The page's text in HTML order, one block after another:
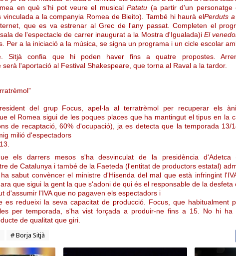
en què s'hi pot veure el musicalPatatu (a partir d'un personatge
vinculada a la companyia Romea de Bieito). També hi haurà elPerduts
que es va estrenar al Grec de l'any passat. Completen el
de l'espectacle de carrer inaugurat a la Mostra d'Igualada)iEl
Per a la iniciació a la música, se signa un programa i un cicle escolar
Sitjà confia que hi poden haver fins a quatre propostes.
serà l'aportació al Festival Shakespeare, que torna al Raval a la tardor.
del grup Focus, apel·la al terratrèmol per recuperar els
el Romea sigui de les poques places que ha mantingut el tipus en la
de recaptació, 60% d'ocupació), ja es detecta que la temporada 13/
milió d'espectadors
els darrers mesos s'ha desvinculat de la presidència d'Adetca
de Catalunya i també de la Faeteda (l'entitat de productors estatal)
sabut convèncer el ministre d'Hisenda del mal que està infringint
que sigui la gent la que s'adoni de qui és el responsable de la desfeta
d'assumir l'IVA que no pagaven els espectadors i
es redueixi la seva capacitat de producció. Focus, que habitualment
per temporada, s'ha vist forçada a produir-ne fins a 15. No hi ha
de qualitat que giri.
# Borja Sitjà